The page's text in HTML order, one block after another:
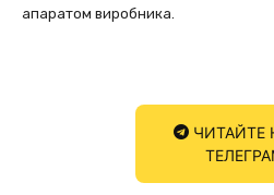
апаратом виробника.
ЧИТАЙТЕ